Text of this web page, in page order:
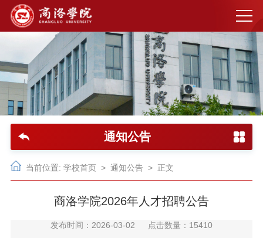
通知公告
当前位置: 学校首页 > 通知公告> 正文
商洛学院2026年人才招聘公告
发布时间：2026-03-02 点击数量： 15410